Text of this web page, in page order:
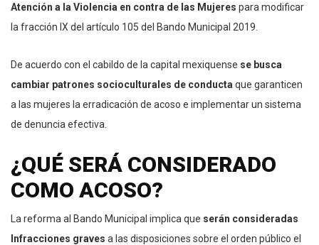
Atención a la Violencia en contra de las Mujeres para modificar
la fracción IX del artículo 105 del Bando Municipal 2019.
De acuerdo con el cabildo de la capital mexiquense se busca
cambiar patrones socioculturales de conducta que garanticen
a las mujeres la erradicación de acoso e implementar un sistema
de denuncia efectiva.
¿QUÉ SERÁ CONSIDERADO
COMO ACOSO?
La reforma al Bando Municipal implica que serán consideradas
Infracciones graves a las disposiciones sobre el orden público el